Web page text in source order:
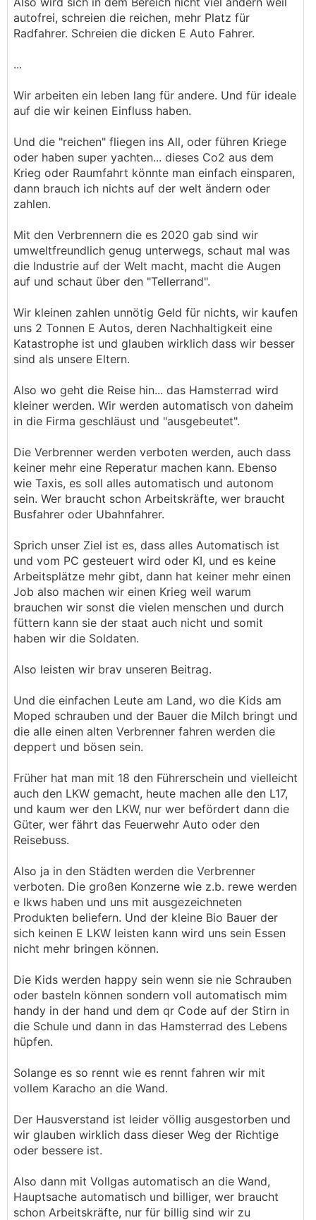
autofrei, schreien die reichen, mehr Platz für
Radfahrer. Schreien die dicken E Auto Fahrer.
...
Wir arbeiten ein leben lang für andere. Und für ideale
auf die wir keinen Einfluss haben.
Und die "reichen" fliegen ins All, oder führen Kriege
oder haben super yachten... dieses Co2 aus dem
Krieg oder Raumfahrt könnte man einfach einsparen,
dann brauch ich nichts auf der welt ändern oder
zahlen.
Mit den Verbrennern die es 2020 gab sind wir
umweltfreundlich genug unterwegs, schaut mal was
die Industrie auf der Welt macht, macht die Augen
auf und schaut über den "Tellerrand".
Wir kleinen zahlen unnötig Geld für nichts, wir kaufen
uns 2 Tonnen E Autos, deren Nachhaltigkeit eine
Katastrophe ist und glauben wirklich dass wir besser
sind als unsere Eltern.
Also wo geht die Reise hin... das Hamsterrad wird
kleiner werden. Wir werden automatisch von daheim
in die Firma geschläust und "ausgebeutet".
Die Verbrenner werden verboten werden, auch dass
keiner mehr eine Reperatur machen kann. Ebenso
wie Taxis, es soll alles automatisch und autonom
sein. Wer braucht schon Arbeitskräfte, wer braucht
Busfahrer oder Ubahnfahrer.
Sprich unser Ziel ist es, dass alles Automatisch ist
und vom PC gesteuert wird oder KI, und es keine
Arbeitsplätze mehr gibt, dann hat keiner mehr einen
Job also machen wir einen Krieg weil warum
brauchen wir sonst die vielen menschen und durch
füttern kann sie der staat auch nicht und somit
haben wir die Soldaten.
Also leisten wir brav unseren Beitrag.
Und die einfachen Leute am Land, wo die Kids am
Moped schrauben und der Bauer die Milch bringt und
die alle einen alten Verbrenner fahren werden die
deppert und bösen sein.
Früher hat man mit 18 den Führerschein und vielleicht
auch den LKW gemacht, heute machen alle den L17,
und kaum wer den LKW, nur wer befördert dann die
Güter, wer fährt das Feuerwehr Auto oder den
Reisebuss.
Also ja in den Städten werden die Verbrenner
verboten. Die großen Konzerne wie z.b. rewe werden
e lkws haben und uns mit ausgezeichneten
Produkten beliefern. Und der kleine Bio Bauer der
sich keinen E LKW leisten kann wird uns sein Essen
nicht mehr bringen können.
Die Kids werden happy sein wenn sie nie Schrauben
oder basteln können sondern voll automatisch mim
handy in der hand und dem qr Code auf der Stirn in
die Schule und dann in das Hamsterrad des Lebens
hüpfen.
Solange es so rennt wie es rennt fahren wir mit
vollem Karacho an die Wand.
Der Hausverstand ist leider völlig ausgestorben und
wir glauben wirklich dass dieser Weg der Richtige
oder bessere ist.
Also dann mit Vollgas automatisch an die Wand,
Hauptsache automatisch und billiger, wer braucht
schon Arbeitskräfte, nur für billig sind wir zu